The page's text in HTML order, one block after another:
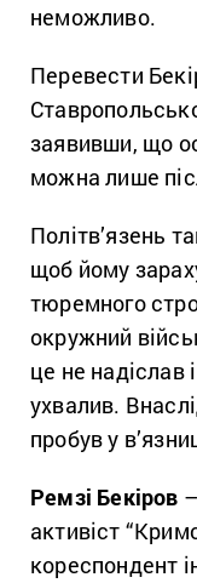
неможливо.
Перевести
заявивши, що
можна лише
Політв’язень
щоб йому
тюремного
окружний
це не надіслав
ухвалив.
пробув у
Ремзі Бекіров
активіст
кореспондент